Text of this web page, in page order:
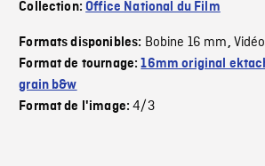
Collection:Office National du Film
Formats disponibles: Bobine 16 mm,
Format de tournage:16mm original
grain b&w
Format de l'image:4/3